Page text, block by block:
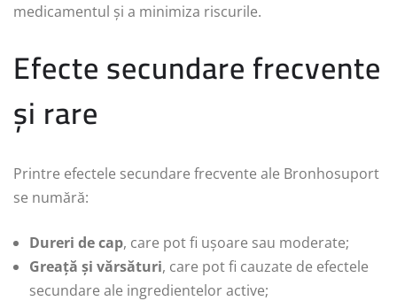
medicamentul și a minimiza riscurile.
Efecte secundare frecvente
și rare
Printre efectele secundare frecvente ale Bronhosuport
se numără:
Dureri de cap, care pot fi ușoare sau moderate;
Greață și vărsături, care pot fi cauzate de efectele
secundare ale ingredientelor active;